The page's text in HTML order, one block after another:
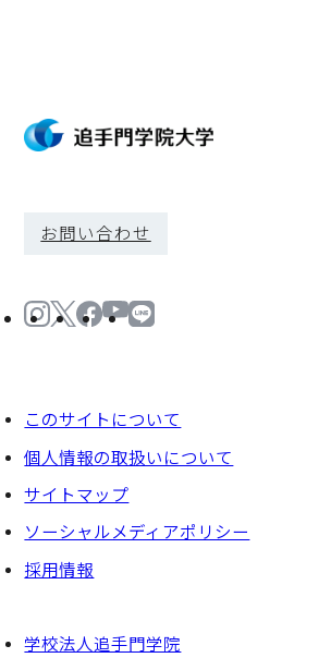
お問い合わせ
このサイトについて
個⼈情報の取扱いについて
サイトマップ
ソーシャルメディアポリシー
採⽤情報
学校法人追手門学院